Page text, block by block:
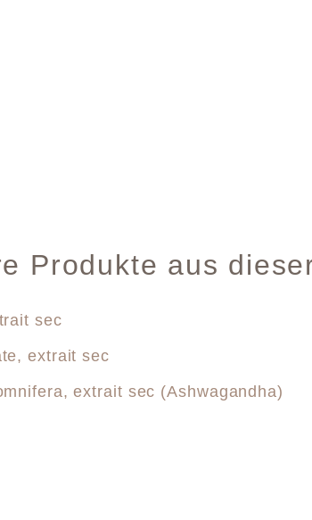
Produkte aus
sec
extrait sec
extrait sec (Ashwagandha)